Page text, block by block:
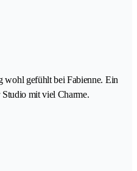
wohl gefühlt bei Fabienne. Ein
mit viel Charme.